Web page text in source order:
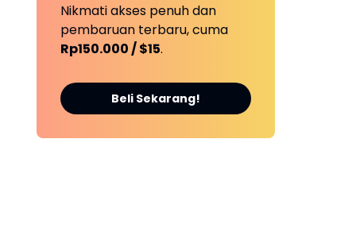
Nikmati akses penuh dan
pembaruan terbaru, cuma
Rp150.000 / $15.
Beli Sekarang!